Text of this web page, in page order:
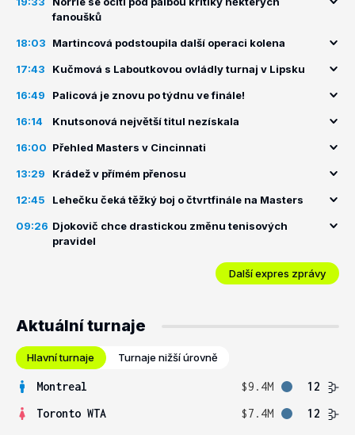
fanoušků
18:03 Martincová podstoupila další operaci kolena
17:43 Kučmová s Laboutkovou ovládly turnaj v Lipsku
16:49 Palicová je znovu po týdnu ve finále!
16:14 Knutsonová největší titul nezískala
16:00 Přehled Masters v Cincinnati
13:29 Krádež v přímém přenosu
12:45 Lehečku čeká těžký boj o čtvrtfinále na Masters
09:26 Djokovič chce drastickou změnu tenisových
pravidel
Další expres zprávy
Aktuální turnaje
Hlavní turnaje Turnaje nižší úrovně
Montreal $9.4M
12
Toronto WTA
$7.4M 12